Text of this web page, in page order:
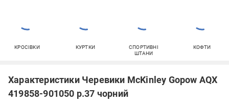
КРОСІВКИ КУРТКИ
СПОРТИВНІ
ШТАНИ
КОФТИ
Характеристики Черевики McKinley Gopow AQX
419858-901050 р.37 чорний